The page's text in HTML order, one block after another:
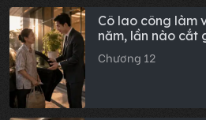
Cô lao công làm
năm, lần nào cắt
cũng giữ cô lại.
đưa tôi một tờ
đằng sau bức
ngài có gắn
đấy.'
Chương 12